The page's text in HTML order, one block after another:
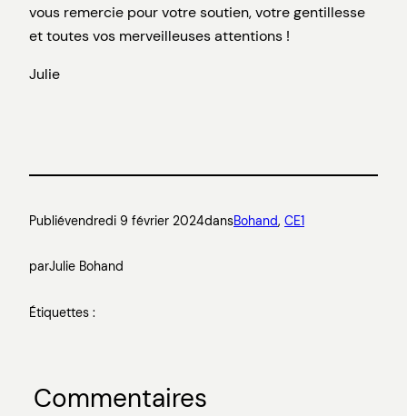
vous remercie pour votre soutien, votre gentillesse
et toutes vos merveilleuses attentions !
Julie
Publiévendredi 9 février 2024dansBohand, CE1
parJulie Bohand
Étiquettes :
Commentaires